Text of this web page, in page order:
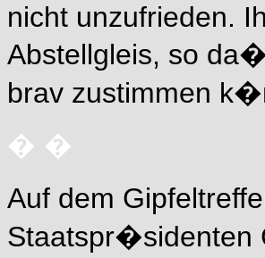
nicht unzufrieden.
Abstellgleis, so
brav zustimmen
� �
Auf dem
Staatspr�sidenten